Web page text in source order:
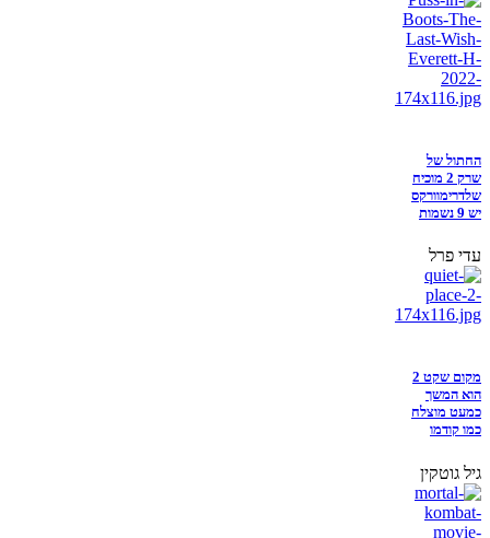
החתול של
שרק 2 מוכיח
שלדרימוורקס
יש 9 נשמות
עדי פרל
מקום שקט 2
הוא המשך
כמעט מוצלח
כמו קודמו
גיל גוטקין